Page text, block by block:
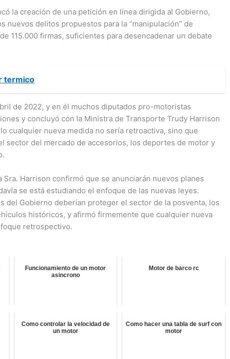
la creación de una petición en línea dirigida al Gobierno,
nuevos delitos propuestos para la “manipulación” de
115.000 firmas, suficientes para desencadenar un debate
termico
de 2022, y en él muchos diputados pro-motoristas
y concluyó con la Ministra de Transporte Trudy Harrison
cualquier nueva medida no sería retroactiva, sino que
sector del mercado de accesorios, los deportes de motor y
Sra. Harrison confirmó que se anunciarán nuevos planes
se está estudiando el enfoque de las nuevas leyes.
del Gobierno deberían proteger el sector de la posventa, los
históricos, y afirmó firmemente que cualquier nueva
retrospectivo.
Funcionamiento de un motor
asincrono
Motor de barco rc
Como controlar la velocidad de
un motor
Como hacer una tabla de surf con
motor